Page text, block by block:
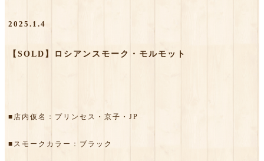
2025.1.4
【SOLD】ロシアンスモーク・モルモット
■店内仮名：プリンセス・京子・JP
■スモークカラー：ブラック